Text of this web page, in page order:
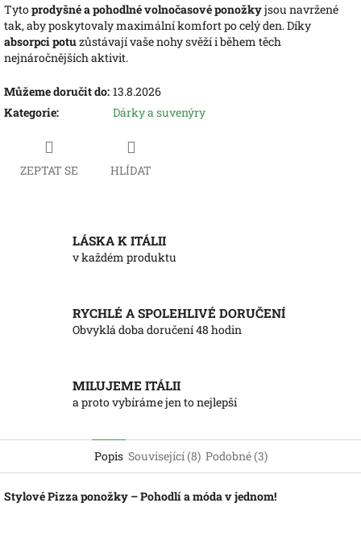
Tytoprodyšné a pohodlné volnočasové ponožkyjsou navržené
tak, aby poskytovaly maximální komfort po celý den. Díky
absorpci potu zůstávají vaše nohy svěží i během těch
nejnáročnějších aktivit.
Můžeme doručit do: 13.8.2026
Kategorie: Dárky a suvenýry
ZEPTAT SE HLÍDAT
LÁSKA K ITÁLII
v každém produktu
RYCHLÉ A SPOLEHLIVÉ DORUČENÍ
Obvyklá doba doručení 48 hodin
MILUJEME ITÁLII
a proto vybíráme jen to nejlepší
Popis Související (8) Podobné (3)
Stylové Pizza ponožky – Pohodlí a móda v jednom!